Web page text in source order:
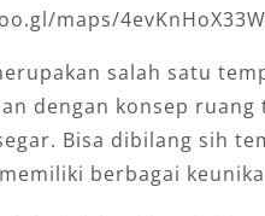
maps/
salah satu
dengan konsep
Bisa dibilang sih
berbagai